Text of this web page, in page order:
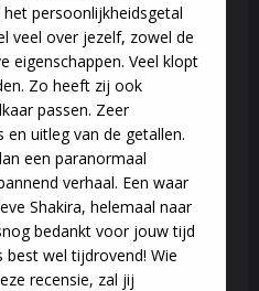
persoonlijkheidsgetal
veel over jezelf, zowel de
eigenschappen. Veel klopt
Zo heeft zij ook
passen. Zeer
uitleg van de getallen.
een paranormaal
verhaal. Een waar
Shakira, helemaal naar
bedankt voor jouw tijd
wel tijdrovend! Wie
recensie, zal jij